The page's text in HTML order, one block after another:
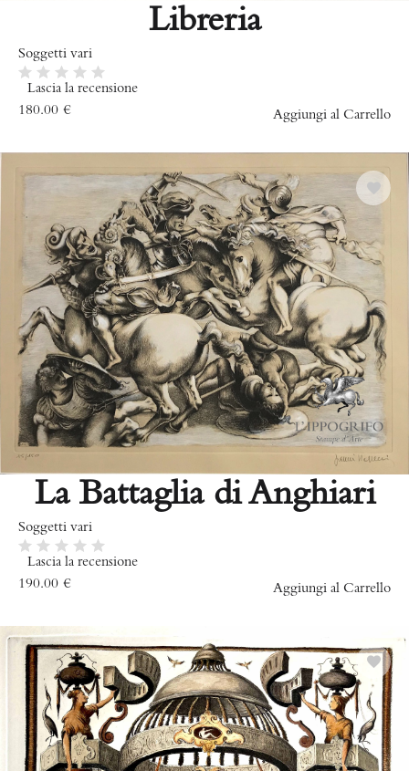
Libreria
Soggetti vari
Lascia la recensione
€
180.00 Aggiungi al Carrello
La Battaglia di Anghiari
Soggetti vari
Lascia la recensione
€
190.00 Aggiungi al Carrello